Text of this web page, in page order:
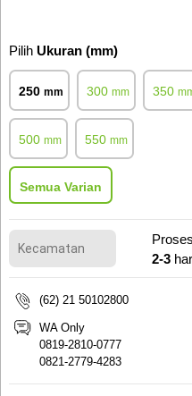
Pilih Ukuran (mm)
250 mm 300 mm 350
500 mm 550 mm
Semua Varian
2-3
(62) 21 50102800
WA Only
0819-2810-0777
0821-2779-4283